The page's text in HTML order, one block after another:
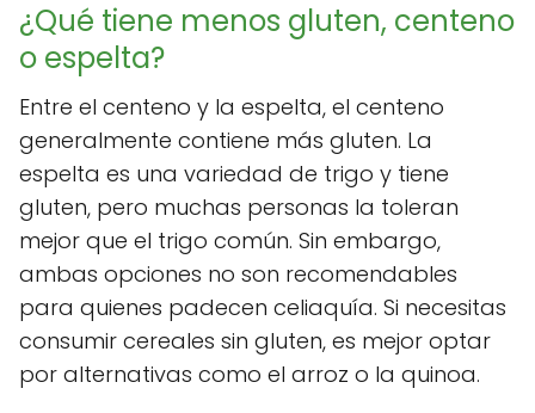
¿Qué tiene menos gluten, centeno
o espelta?
Entre el centeno y la espelta, el centeno
generalmente contiene más gluten. La
espelta es una variedad de trigo y tiene
gluten, pero muchas personas la toleran
mejor que el trigo común. Sin embargo,
ambas opciones no son recomendables
para quienes padecen celiaquía. Si necesitas
consumir cereales sin gluten, es mejor optar
por alternativas como el arroz o la quinoa.